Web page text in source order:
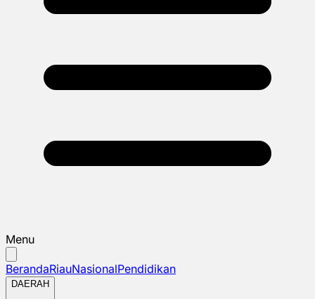
Menu
BerandaRiauNasionalPendidikan
DAERAH